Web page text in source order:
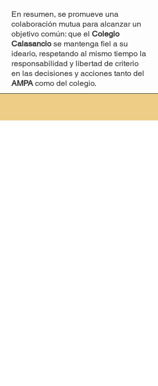
En resumen, se promueve una
colaboración mutua para alcanzar un
objetivo común: que el Colegio
Calasancio se mantenga fiel a su
ideario, respetando al mismo tiempo la
responsabilidad y libertad de criterio
en las decisiones y acciones tanto del
AMPA como del colegio.